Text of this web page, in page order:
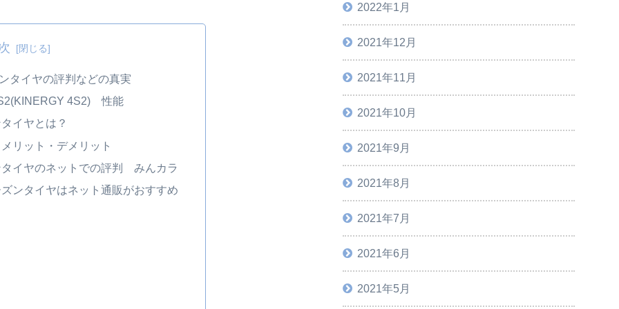
タイヤの評判などの真実
4S2) 性能
イヤとは？
リット・デメリット
イヤのネットでの評判 みんカラ
ンタイヤはネット通販がおすすめ
2022年1月
2021年12月
2021年11月
2021年10月
2021年9月
2021年8月
2021年7月
2021年6月
2021年5月